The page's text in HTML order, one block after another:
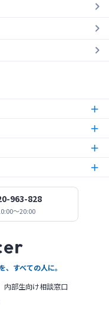
井校南篠崎校
菖蒲園校
校南加瀬校武蔵新城校
二本松校
校平野東校都島校
963-828
～20:00
すべての人に。
内部生向け相談窓口